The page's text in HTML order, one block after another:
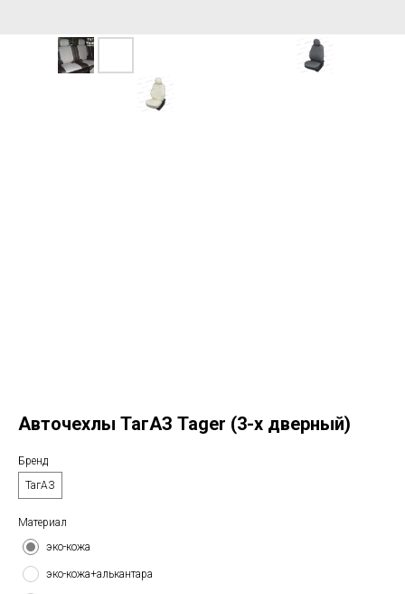
Авточехлы ТагАЗ Tager (3-х дверный)
Бренд
ТагАЗ
Материал
эко-кожа
эко-кожа+алькантара